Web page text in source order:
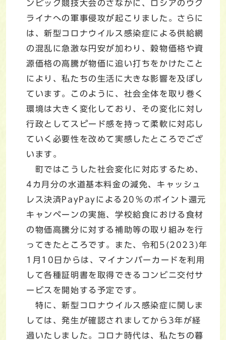
ンピック競技大会のさなかに、ロシアのウク
ライナへの軍事侵攻が起こりました。さらに
は、新型コロナウイルス感染症による供給網
の混乱に急激な円安が加わり、穀物価格や資
源価格の高騰が物価に追い打ちをかけたこと
により、私たちの生活に大きな影響を及ぼし
ています。このように、社会全体を取り巻く
環境は大きく変化しており、その変化に対し
行政としてスピード感を持って柔軟に対応し
ていく必要性を改めて実感したところでござ
います。
町ではこうした社会変化に対応するため、
4カ月分の水道基本料金の減免、キャッシュ
レス決済PayPayによる20％のポイント還元
キャンペーンの実施、学校給食における食材
の物価高騰分に対する補助等の取り組みを行
ってきたところです。また、令和5(2023)年
1月10日からは、マイナンバーカードを利用
して各種証明書を取得できるコンビニ交付サ
ービスを開始する予定です。
特に、新型コロナウイルス感染症に関しま
しては、発生が確認されましてから3年が経
過いたしました。コロナ時代は、私たちの暮